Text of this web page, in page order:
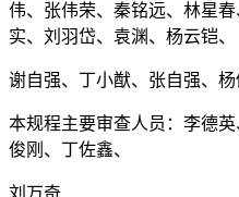
伟、张伟荣、秦铭远、林星
实、刘羽岱、袁渊、杨云铠、
谢自强、丁小猷、张自强、
本规程主要审查人员：李德
俊刚、丁佐鑫、